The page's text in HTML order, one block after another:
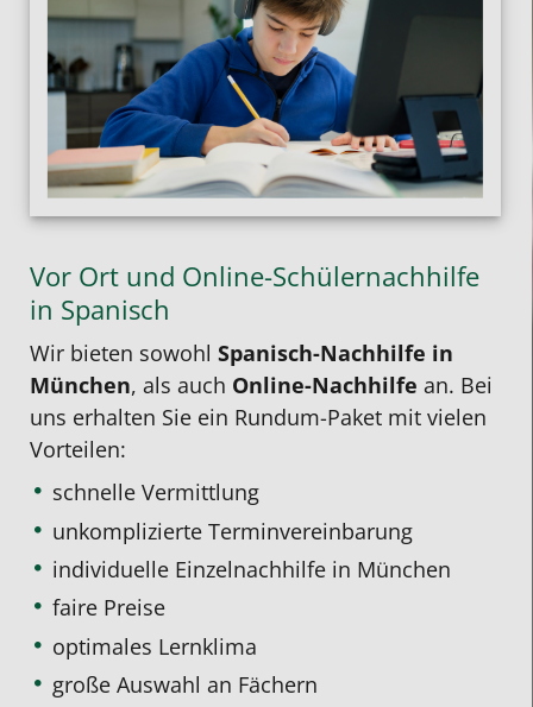
Vor Ort und Online-Schülernachhilfe
in Spanisch
Wir bieten sowohl Spanisch-Nachhilfe in
München, als auch Online-Nachhilfe an. Bei
uns erhalten Sie ein Rundum-Paket mit vielen
Vorteilen:
schnelle Vermittlung
unkomplizierte Terminvereinbarung
individuelle Einzelnachhilfe in München
faire Preise
optimales Lernklima
große Auswahl an Fächern